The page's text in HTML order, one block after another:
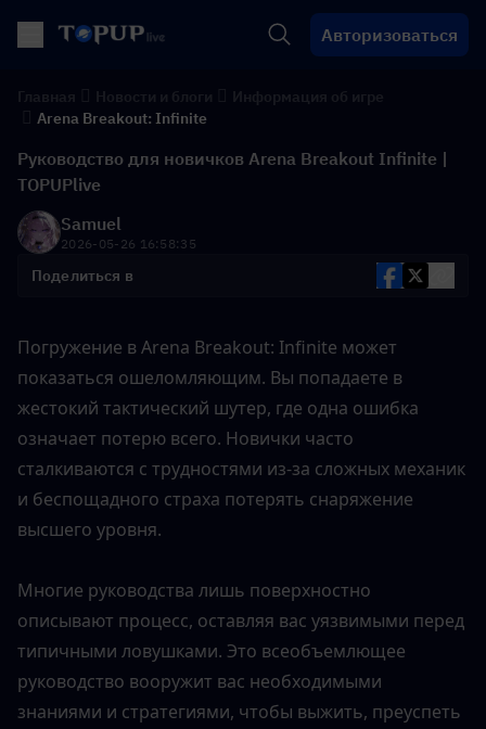
Авторизоваться
Arena Breakout: Infinite
Руководство для новичков Arena Breakout Infinite |
TOPUPlive
Samuel
2026-05-26 16:58:35
Поделиться в
Погружение в Arena Breakout: Infinite может
показаться ошеломляющим. Вы попадаете в
жестокий тактический шутер, где одна ошибка
означает потерю всего. Новички часто
сталкиваются с трудностями из-за сложных механик
и беспощадного страха потерять снаряжение
высшего уровня.
Многие руководства лишь поверхностно
описывают процесс, оставляя вас уязвимыми перед
типичными ловушками. Это всеобъемлющее
руководство вооружит вас необходимыми
знаниями и стратегиями, чтобы выжить, преуспеть